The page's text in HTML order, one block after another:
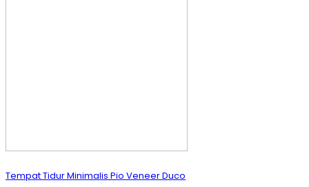
Tempat Tidur Minimalis Pio Veneer Duco